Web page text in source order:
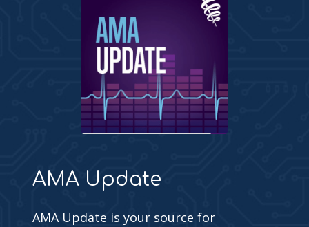
AMA Update
AMA Update is your source for